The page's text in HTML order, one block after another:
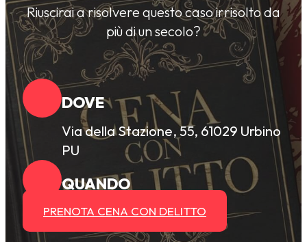
Riuscirai a risolvere questo caso irrisolto da
più di un secolo?
DOVE
Via della Stazione, 55, 61029 Urbino
PU
QUANDO
PRENOTA CENA CON DELITTO